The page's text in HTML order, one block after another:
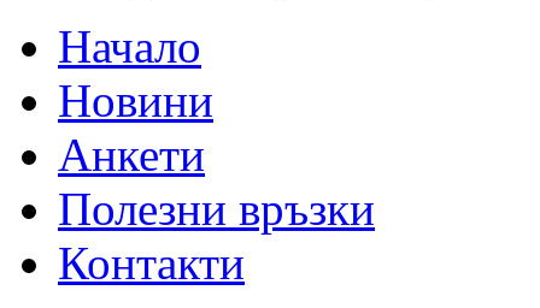
Начало
Новини
Анкети
Полезни връзки
Контакти